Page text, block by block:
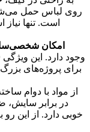
روی لباس حمل
است. تنها
امکان
برای پروژه‌های
در برابر
خوبی دارد. از این